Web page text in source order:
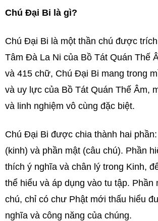
Chú Đại Bi là gì?
Chú Đại Bi là một thần chú được
Tâm Đà La Ni của Bồ Tát Quán Thế
và 415 chữ, Chú Đại Bi mang trong
và uy lực của Bồ Tát Quán Thế Âm,
và linh nghiệm vô cùng đặc biệt.
Chú Đại Bi được chia thành hai
(kinh) và phần mật (câu chú). Phần
thích ý nghĩa và chân lý trong Kinh,
thể hiểu và áp dụng vào tu tập. Phần
chú, chỉ có chư Phật mới thấu hiểu
nghĩa và công năng của chúng.